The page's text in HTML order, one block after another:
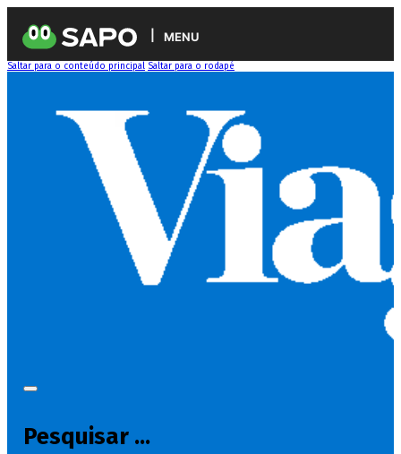
MENU
Saltar para o conteúdo principal Saltar para o rodapé
Pesquisar ...